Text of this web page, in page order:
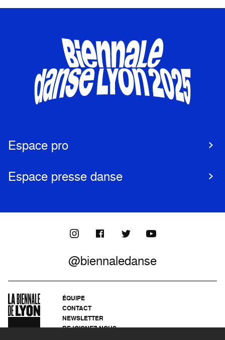
Espace pro
Espace presse danse
@biennaledanse
ÉQUIPE
CONTACT
NEWSLETTER
REJOIGNEZ-NOUS